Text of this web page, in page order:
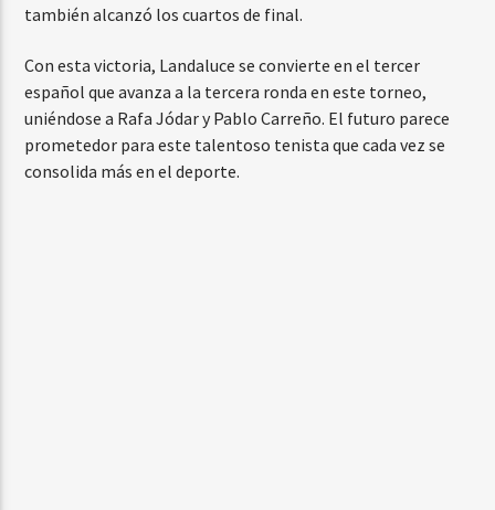
también alcanzó los cuartos de final.
Con esta victoria, Landaluce se convierte en el tercer
español que avanza a la tercera ronda en este torneo,
uniéndose a Rafa Jódar y Pablo Carreño. El futuro parece
prometedor para este talentoso tenista que cada vez se
consolida más en el deporte.